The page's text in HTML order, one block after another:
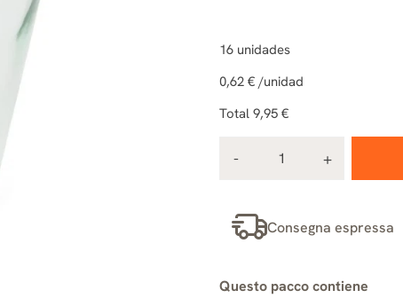
16unidades
0,62 €/unidad
Total 9,95 €
Consegna espressa
Questo pacco contiene